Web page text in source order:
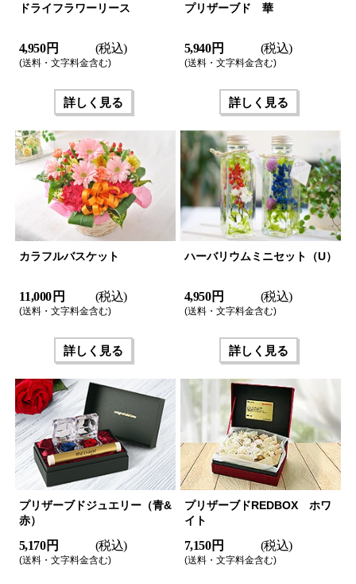
ドライフラワーリース
4,950 円 (税込)
(送料・文字料金含む)
詳しく見る
プリザーブド 華
5,940 円 (税込)
(送料・文字料金含む)
詳しく見る
カラフルバスケット
11,000 円 (税込)
(送料・文字料金含む)
詳しく見る
ハーバリウムミニセット（U）
4,950 円 (税込)
(送料・文字料金含む)
詳しく見る
プリザーブドジュエリー（青&
赤）
5,170 円 (税込)
(送料・文字料金含む)
プリザーブドREDBOX ホワ
イト
7,150 円 (税込)
(送料・文字料金含む)